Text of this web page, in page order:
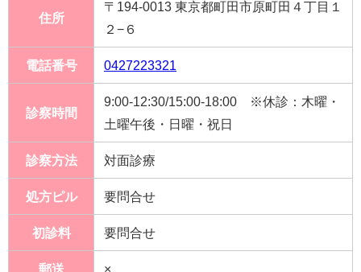
住所
〒194-0013 東京都町田市原町田４丁目１
２−６
電話番号 0427223321
診察時間
9:00‐12:30/15:00‐18:00 ※休診：木曜・
土曜午後・日曜・祝日
診察方法 対面診療
処方ピル 要問合せ
初診料 要問合せ
郵送 ×